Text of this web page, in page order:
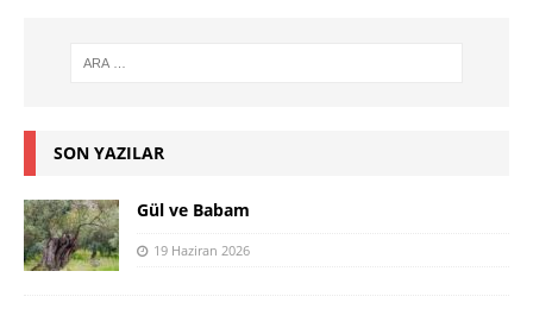
SON YAZILAR
Gül ve Babam
19 Haziran 2026